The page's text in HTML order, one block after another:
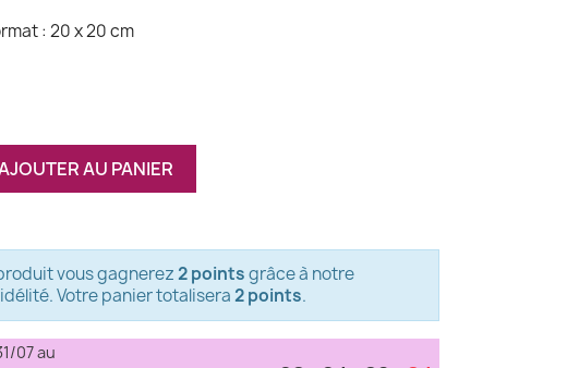
: 20 x 20 cm
AU PANIER
vous gagnerez2 pointsgrâce à notre
Votre panier totalisera2 points.
07 au